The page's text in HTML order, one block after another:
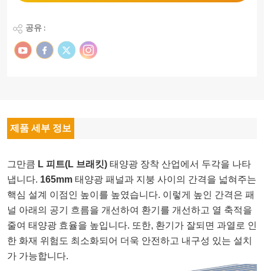
공유 :
제품 세부 정보
그만큼 L 피트(L 브래킷) 태양광 장착 산업에서 두각을 나타
냅니다. 165mm 태양광 패널과 지붕 사이의 간격을 넓혀주는
핵심 설계 이점인 높이를 높였습니다. 이렇게 높인 간격은 패
널 아래의 공기 흐름을 개선하여 환기를 개선하고 열 축적을
줄여 태양광 효율을 높입니다. 또한, 환기가 잘되면 과열로 인
한 화재 위험도 최소화되어 더욱 안전하고 내구성 있는 설치
가 가능합니다.